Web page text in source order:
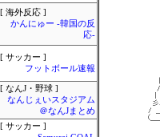
[ 海外反応 ]
かんにゅー -韓国の反
応-
[ サッカー ]
フットボール速報
[ なんJ・野球 ]
なんじぇいスタジアム
＠なんJまとめ
[ サッカー ]